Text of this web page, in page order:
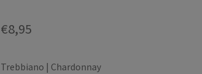
€8,95
Trebbiano | Chardonnay